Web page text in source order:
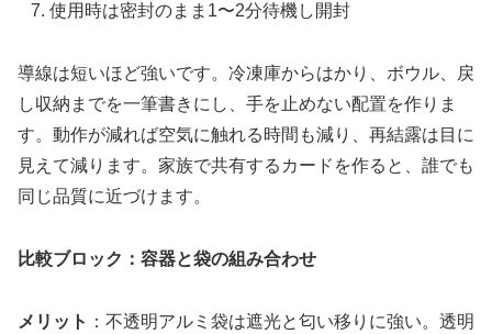
使用時は密封のまま1〜2分待機し開封
導線は短いほど強いです。冷凍庫からはかり、ボウル、戻
し収納までを一筆書きにし、手を止めない配置を作りま
す。動作が減れば空気に触れる時間も減り、再結露は目に
見えて減ります。家族で共有するカードを作ると、誰でも
同じ品質に近づけます。
比較ブロック：容器と袋の組み合わせ
メリット ：不透明アルミ袋は遮光と匂い移りに強い。透明